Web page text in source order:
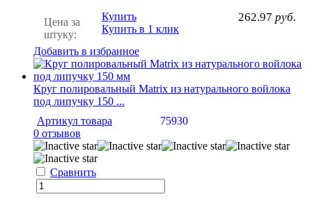
Цена за
штуку:
262.97 руб.
Купить
Купить в 1 клик
Добавить в избранное
Круг полировальный Matrix из натурального войлока
под липучку 150 ...
Артикул товара
75930
0 отзывов
Сравнить